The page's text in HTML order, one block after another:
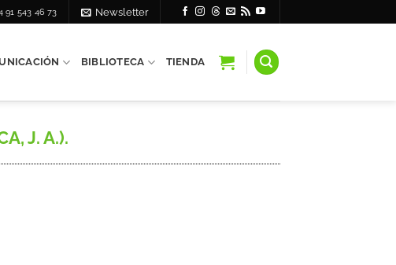
91 543 46 73 Newsletter
BIBLIOTECA TIENDA
J. A.).